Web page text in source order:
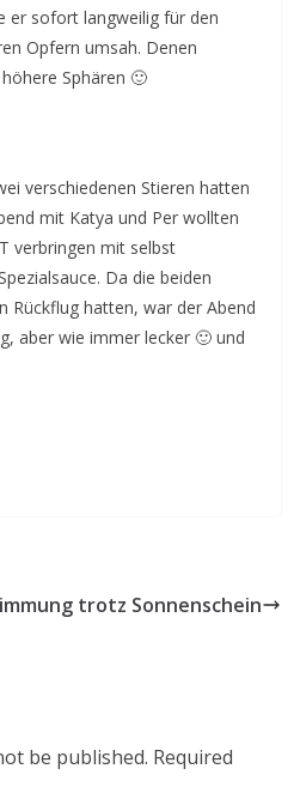
er sofort langweilig für den
Opfern umsah. Denen
Sphären 🙂
verschiedenen Stieren hatten
mit Katya und Per wollten
verbringen mit selbst
Da die beiden
Rückflug hatten, war der Abend
aber wie immer lecker 🙂 und
trotz Sonnenschein
be published. Required